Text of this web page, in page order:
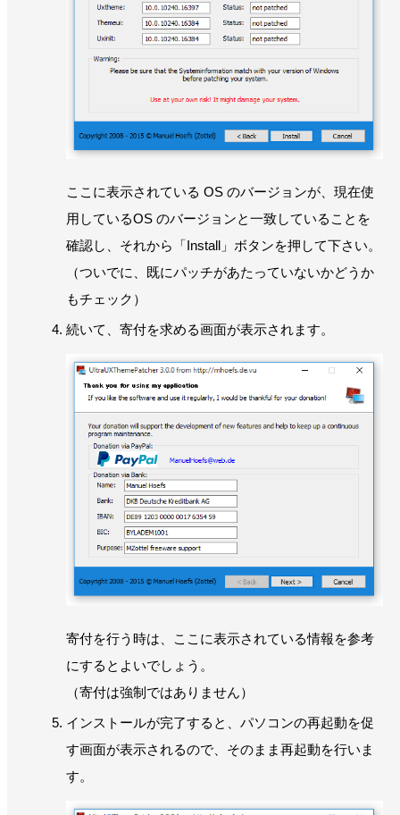
ここに表示されている OS のバージョンが、現在使
用しているOS のバージョンと一致していることを
確認し、それから「Install」ボタンを押して下さい。
（ついでに、既にパッチがあたっていないかどうか
もチェック）
続いて、寄付を求める画面が表示されます。
寄付を行う時は、ここに表示されている情報を参考
にするとよいでしょう。
（寄付は強制ではありません）
インストールが完了すると、パソコンの再起動を促
す画面が表示されるので、そのまま再起動を行いま
す。